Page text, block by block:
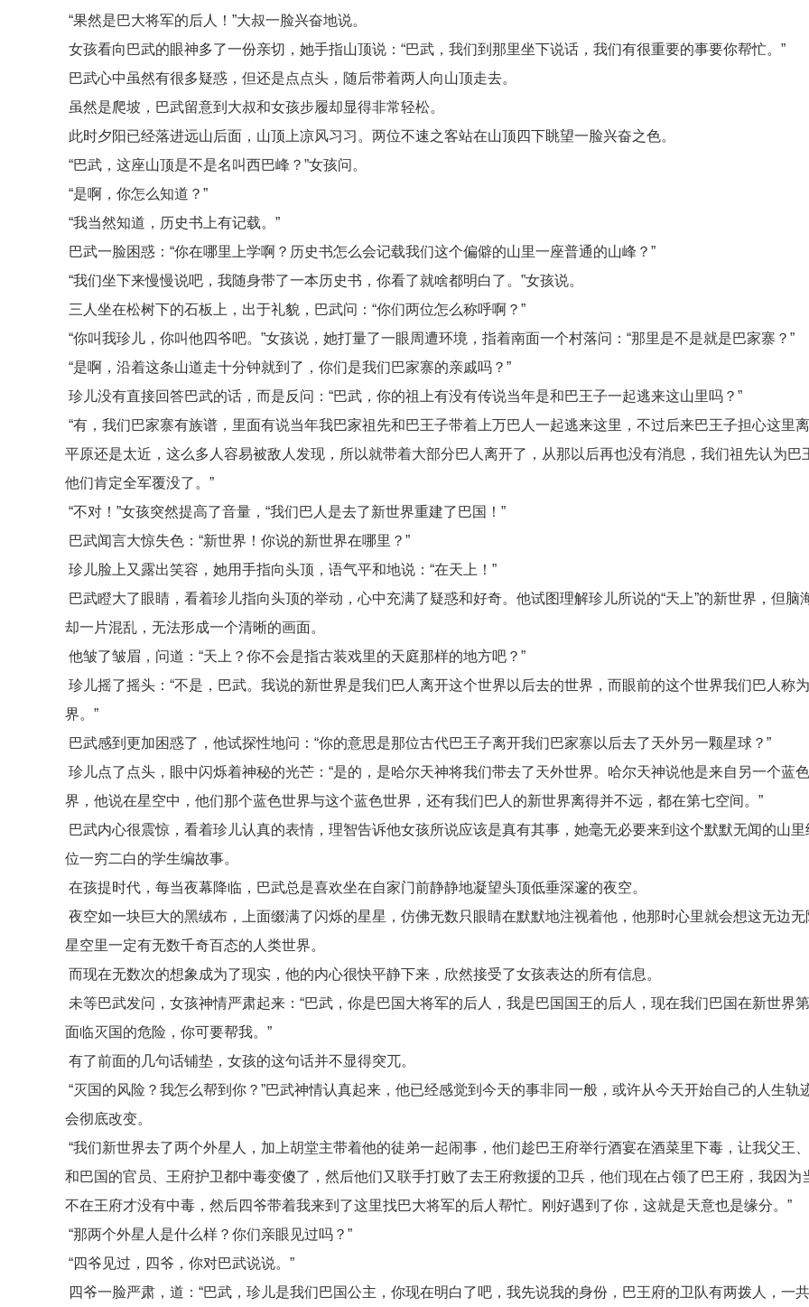
“果然是巴大将军的后人！”大叔一脸兴奋地说。
女孩看向巴武的眼神多了一份亲切，她手指山顶说：“巴武，我们到那里坐下说话，我们有很重要的事要你帮忙。”
巴武心中虽然有很多疑惑，但还是点点头，随后带着两人向山顶走去。
虽然是爬坡，巴武留意到大叔和女孩步履却显得非常轻松。
此时夕阳已经落进远山后面，山顶上凉风习习。两位不速之客站在山顶四下眺望一脸兴奋之色。
“巴武，这座山顶是不是名叫西巴峰？”女孩问。
“是啊，你怎么知道？”
“我当然知道，历史书上有记载。”
巴武一脸困惑：“你在哪里上学啊？历史书怎么会记载我们这个偏僻的山里一座普通的山峰？”
“我们坐下来慢慢说吧，我随身带了一本历史书，你看了就啥都明白了。”女孩说。
三人坐在松树下的石板上，出于礼貌，巴武问：“你们两位怎么称呼啊？”
“你叫我珍儿，你叫他四爷吧。”女孩说，她打量了一眼周遭环境，指着南面一个村落问：“那里是不是就是巴家寨？”
“是啊，沿着这条山道走十分钟就到了，你们是我们巴家寨的亲戚吗？”
珍儿没有直接回答巴武的话，而是反问：“巴武，你的祖上有没有传说当年是和巴王子一起逃来这山里吗？”
“有，我们巴家寨有族谱，里面有说当年我巴家祖先和巴王子带着上万巴人一起逃来这里，不过后来巴王子担心这里
平原还是太近，这么多人容易被敌人发现，所以就带着大部分巴人离开了，从那以后再也没有消息，我们祖先认为巴
他们肯定全军覆没了。”
“不对！”女孩突然提高了音量，“我们巴人是去了新世界重建了巴国！”
巴武闻言大惊失色：“新世界！你说的新世界在哪里？”
珍儿脸上又露出笑容，她用手指向头顶，语气平和地说：“在天上！”
巴武瞪大了眼睛，看着珍儿指向头顶的举动，心中充满了疑惑和好奇。他试图理解珍儿所说的“天上”的新世界，但脑
却一片混乱，无法形成一个清晰的画面。
他皱了皱眉，问道：“天上？你不会是指古装戏里的天庭那样的地方吧？”
珍儿摇了摇头：“不是，巴武。我说的新世界是我们巴人离开这个世界以后去的世界，而眼前的这个世界我们巴人称
界。”
巴武感到更加困惑了，他试探性地问：“你的意思是那位古代巴王子离开我们巴家寨以后去了天外另一颗星球？”
珍儿点了点头，眼中闪烁着神秘的光芒：“是的，是哈尔天神将我们带去了天外世界。哈尔天神说他是来自另一个蓝
界，他说在星空中，他们那个蓝色世界与这个蓝色世界，还有我们巴人的新世界离得并不远，都在第七空间。”
巴武内心很震惊，看着珍儿认真的表情，理智告诉他女孩所说应该是真有其事，她毫无必要来到这个默默无闻的山里
位一穷二白的学生编故事。
在孩提时代，每当夜幕降临，巴武总是喜欢坐在自家门前静静地凝望头顶低垂深邃的夜空。
夜空如一块巨大的黑绒布，上面缀满了闪烁的星星，仿佛无数只眼睛在默默地注视着他，他那时心里就会想这无边无
星空里一定有无数千奇百态的人类世界。
而现在无数次的想象成为了现实，他的内心很快平静下来，欣然接受了女孩表达的所有信息。
未等巴武发问，女孩神情严肃起来：“巴武，你是巴国大将军的后人，我是巴国国王的后人，现在我们巴国在新世界
面临灭国的危险，你可要帮我。”
有了前面的几句话铺垫，女孩的这句话并不显得突兀。
“灭国的风险？我怎么帮到你？”巴武神情认真起来，他已经感觉到今天的事非同一般，或许从今天开始自己的人生轨
会彻底改变。
“我们新世界去了两个外星人，加上胡堂主带着他的徒弟一起闹事，他们趁巴王府举行酒宴在酒菜里下毒，让我父王
和巴国的官员、王府护卫都中毒变傻了，然后他们又联手打败了去王府救援的卫兵，他们现在占领了巴王府，我因为
不在王府才没有中毒，然后四爷带着我来到了这里找巴大将军的后人帮忙。刚好遇到了你，这就是天意也是缘分。”
“那两个外星人是什么样？你们亲眼见过吗？”
“四爷见过，四爷，你对巴武说说。”
四爷一脸严肃，道：“巴武，珍儿是我们巴国公主，你现在明白了吧，我先说我的身份，巴王府的卫队有两拨人，一